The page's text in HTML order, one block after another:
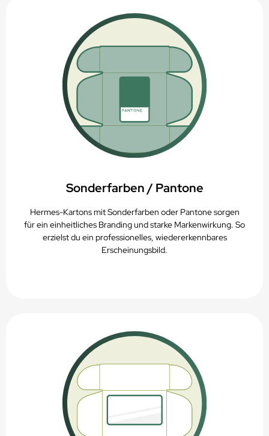
Sonderfarben / Pantone
Hermes-Kartons mit Sonderfarben oder Pantone sorgen
für ein einheitliches Branding und starke Markenwirkung. So
erzielst du ein professionelles, wiedererkennbares
Erscheinungsbild.